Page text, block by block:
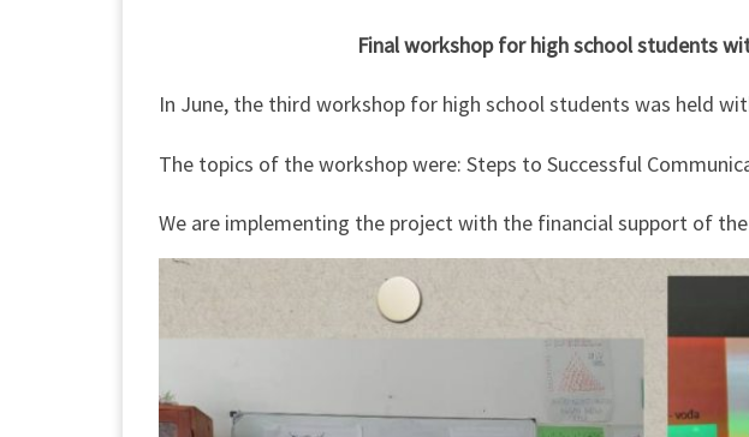
Final workshop for high school students
In June, the third workshop for high school students was held
The topics of the workshop were: Steps to Successful
We are implementing the project with the financial support of